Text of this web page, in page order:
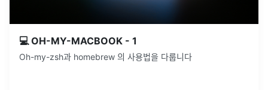
💻 OH-MY-MACBOOK - 1
Oh-my-zsh과 homebrew 의 사용법을 다룹니다